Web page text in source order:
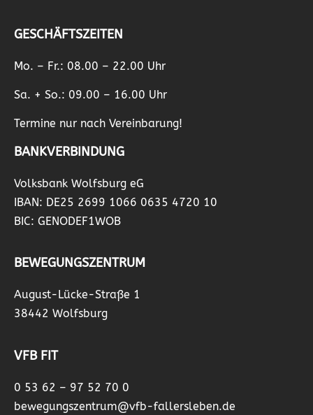
GESCHÄFTSZEITEN
Mo. – Fr.: 08.00 – 22.00 Uhr
Sa. + So.: 09.00 – 16.00 Uhr
Termine nur nach Vereinbarung!
BANKVERBINDUNG
Volksbank Wolfsburg eG
IBAN: DE25 2699 1066 0635 4720 10
BIC: GENODEF1WOB
BEWEGUNGSZENTRUM
August-Lücke-Straße 1
38442 Wolfsburg
VFB FIT
0 53 62 – 97 52 70 0
bewegungszentrum@vfb-fallersleben.de